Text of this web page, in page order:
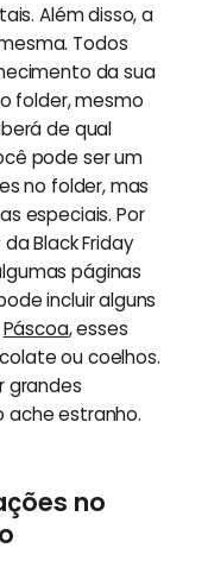
Além disso, a
Todos
da sua
folder, mesmo
de qual
pode ser um
no folder, mas
especiais. Por
Black Friday
páginas
incluir alguns
Páscoa, esses
ou coelhos.
grandes
ache estranho.
no